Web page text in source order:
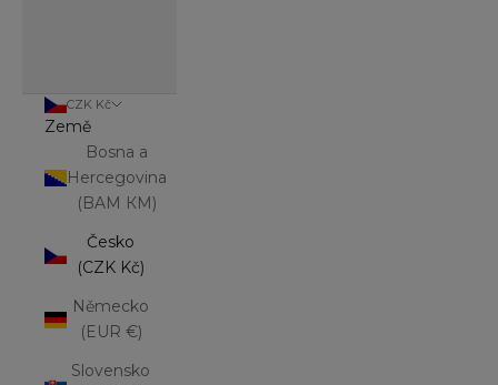
CZK Kč
Země
Bosna a
Hercegovina
(BAM КМ)
Česko
(CZK Kč)
Německo
(EUR €)
Slovensko